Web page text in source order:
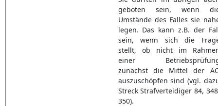
geboten sein, wenn
Umstände des Falles sie
legen. Das kann z.B. der
sein, wenn sich die
stellt, ob nicht im
einer
zunächst die Mittel der
auszuschöpfen sind (vgl.
Streck Strafverteidiger 84,
350).